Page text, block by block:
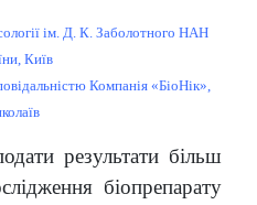
ім. Д. К. Заболотного НАН
Київ
Компанія «БіоНік»,
результати більш
біопрепарату